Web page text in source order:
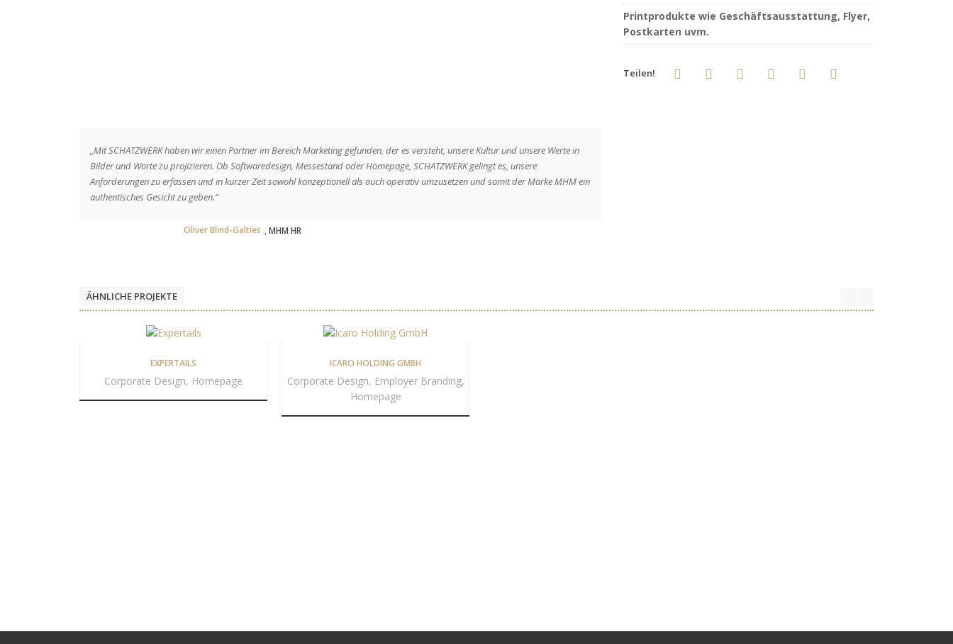
Printprodukte wie Geschäftsausstattung, Flyer,
Postkarten uvm.
Teilen!
„Mit SCHATZWERK haben wir einen Partner im Bereich Marketing gefunden, der es versteht, unsere Kultur und unsere Werte in
Bilder und Worte zu projizieren. Ob Softwaredesign, Messestand oder Homepage, SCHATZWERK gelingt es, unsere
Anforderungen zu erfassen und in kurzer Zeit sowohl konzeptionell als auch operativ umzusetzen und somit der Marke MHM ein
authentisches Gesicht zu geben.“
Oliver Blind-Galties ,MHM HR
ÄHNLICHE PROJEKTE
EXPERTAILS
Corporate Design, Homepage
ICARO HOLDING GMBH
Corporate Design, Employer Branding,
Homepage